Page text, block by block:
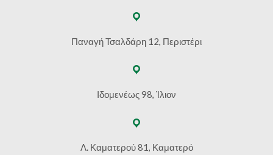
Παναγή Τσαλδάρη 12, Περιστέρι
Ιδομενέως 98, Ίλιον
Λ. Καματερού 81, Καματερό